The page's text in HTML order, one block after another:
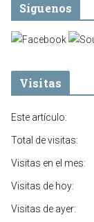
Síguenos
Visitas
Este artículo:
Total de visitas:
Visitas en el mes:
Visitas de hoy:
Visitas de ayer: